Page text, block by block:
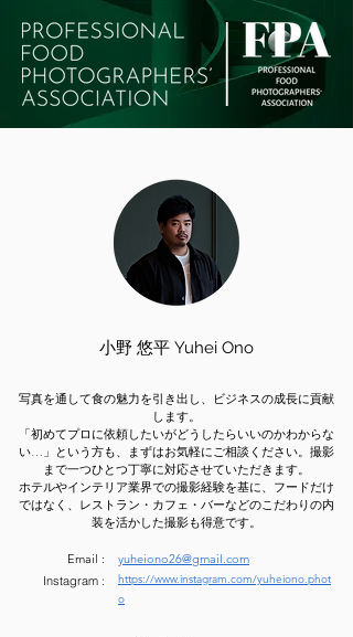
小野 悠平 Yuhei Ono
写真を通して食の魅力を引き出し、ビジネスの成長に貢献
します。
「初めてプロに依頼したいがどうしたらいいのかわからな
い…」という方も、まずはお気軽にご相談ください。撮影
まで一つひとつ丁寧に対応させていただきます。
ホテルやインテリア業界での撮影経験を基に、フードだけ
ではなく、レストラン・カフェ・バーなどのこだわりの内
装を活かした撮影も得意です。
Email :
Instagram :
yuheiono26@gmail.com
https://www.instagram.com/yuheiono.phot
o